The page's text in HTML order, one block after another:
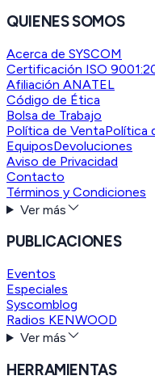
QUIENES SOMOS
Acerca de SYSCOM
Certificación ISO
Afiliación ANATEL
Código de Ética
Bolsa de Trabajo
Política de VentaPolítica
EquiposDevoluciones
Aviso de Privacidad
Contacto
Términos y Condiciones
Ver más
PUBLICACIONES
Eventos
Especiales
Syscomblog
Radios KENWOOD
Ver más
HERRAMIENTAS